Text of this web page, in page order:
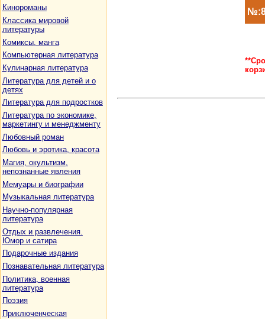
Кинороманы
Классика мировой
литературы
Комиксы, манга
Компьютерная литература
Кулинарная литература
Литература для детей и о
детях
Литература для подростков
Литература по экономике,
маркетингу и менеджменту
Любовный роман
Любовь и эротика, красота
Магия, окультизм,
непознанные явления
Мемуары и биографии
Музыкальная литература
Научно-популярная
литература
Отдых и развлечения.
Юмор и сатира
Подарочные издания
Познавательная литература
Политика, военная
литература
Поэзия
Приключенческая